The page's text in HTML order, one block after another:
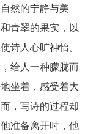
然的宁静与美
青翠的果实，以
诗人心旷神怡。
给人一种朦胧而
坐着，感受着大
，写诗的过程却
准备离开时，他